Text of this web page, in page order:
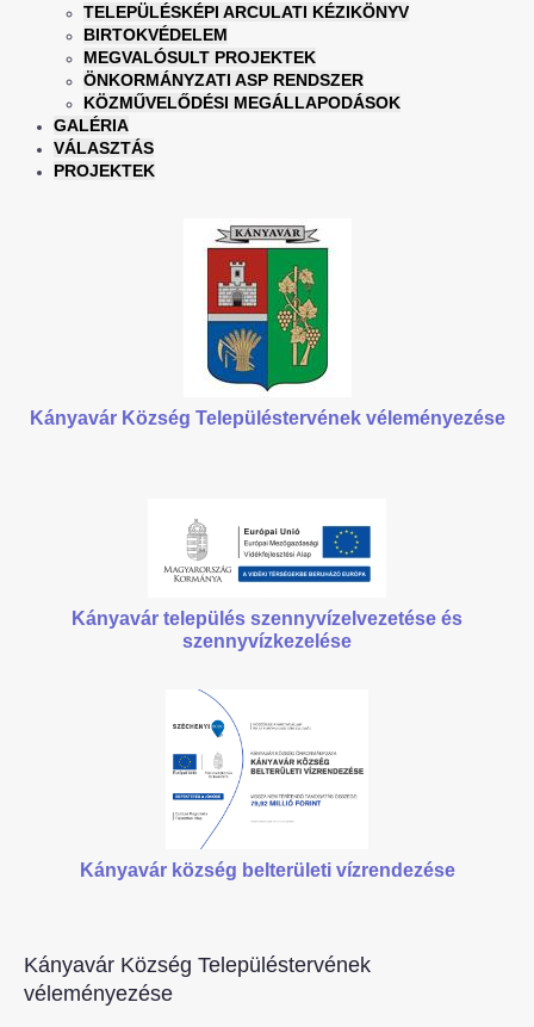
TELEPÜLÉSKÉPI ARCULATI KÉZIKÖNYV
BIRTOKVÉDELEM
MEGVALÓSULT PROJEKTEK
ÖNKORMÁNYZATI ASP RENDSZER
KÖZMŰVELŐDÉSI MEGÁLLAPODÁSOK
GALÉRIA
VÁLASZTÁS
PROJEKTEK
Kányavár Község Településtervének véleményezése
Kányavár település szennyvízelvezetése és
szennyvízkezelése
Kányavár község belterületi vízrendezése
Kányavár Község Településtervének
véleményezése